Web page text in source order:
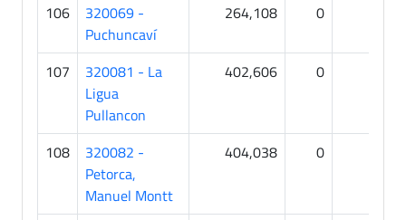
106
320069 -
Puchuncaví
264,108 0
107
320081 - La
Ligua
Pullancon
402,606 0
108
320082 -
Petorca,
Manuel Montt
404,038 0